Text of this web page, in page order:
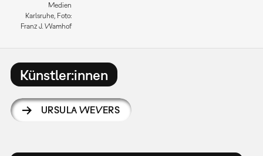
Medien
Karlsruhe, Foto:
Franz J. Wamhof
Künstler:innen
URSULA WEVERS